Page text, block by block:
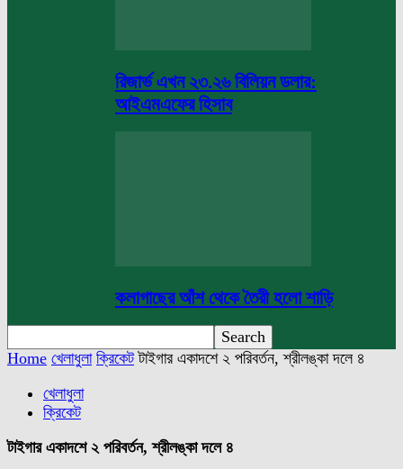
রিজার্ভ এখন ২৩.২৬ বিলিয়ন ডলার:
আইএমএফের হিসাব
কলাগাছের আঁশ থেকে তৈরী হলো শাড়ি
Home খেলাধুলা ক্রিকেট টাইগার একাদশে ২ পরিবর্তন, শ্রীলঙ্কা দলে ৪
খেলাধুলা
ক্রিকেট
টাইগার একাদশে ২ পরিবর্তন, শ্রীলঙ্কা দলে ৪